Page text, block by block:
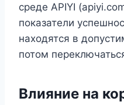
среде APIYI
показатели
находятся в
потом
Влияние на